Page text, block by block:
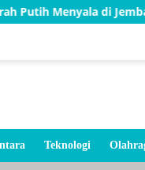
di Jembatan Karang,
Teknologi